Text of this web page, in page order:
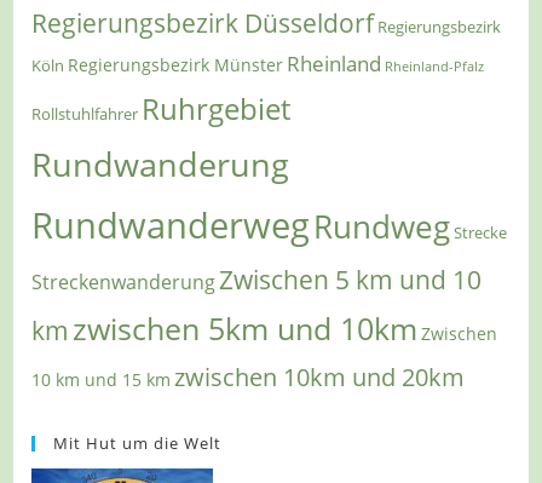
Regierungsbezirk Düsseldorf Regierungsbezirk
Köln Regierungsbezirk Münster Rheinland Rheinland-Pfalz
Rollstuhlfahrer Ruhrgebiet
Rundwanderung
RundwanderwegRundwegStrecke
StreckenwanderungZwischen 5 km und 10
km zwischen 5km und 10km Zwischen
10 km und 15 km zwischen 10km und 20km
Mit Hut um die Welt